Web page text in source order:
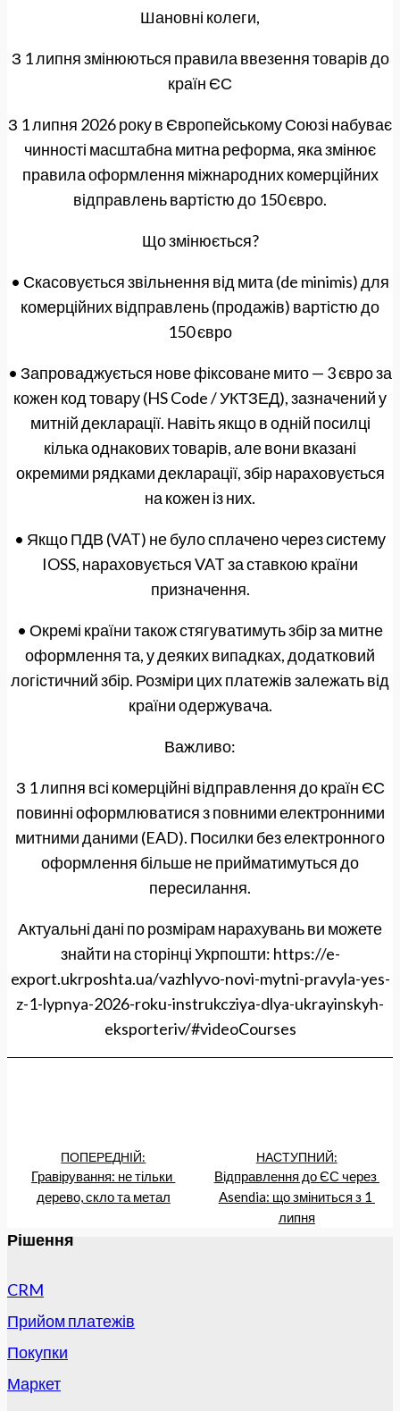
Шановні колеги,
З 1 липня змінюються правила ввезення товарів до
країн ЄС
З 1 липня 2026 року в Європейському Союзі набуває
чинності масштабна митна реформа, яка змінює
правила оформлення міжнародних комерційних
відправлень вартістю до 150 євро.
Що змінюється?
• Скасовується звільнення від мита (de minimis) для
комерційних відправлень (продажів) вартістю до
150 євро
• Запроваджується нове фіксоване мито — 3 євро за
кожен код товару (HS Code / УКТЗЕД), зазначений у
митній декларації. Навіть якщо в одній посилці
кілька однакових товарів, але вони вказані
окремими рядками декларації, збір нараховується
на кожен із них.
• Якщо ПДВ (VAT) не було сплачено через систему
IOSS, нараховується VAT за ставкою країни
призначення.
• Окремі країни також стягуватимуть збір за митне
оформлення та, у деяких випадках, додатковий
логістичний збір. Розміри цих платежів залежать від
країни одержувача.
Важливо:
З 1 липня всі комерційні відправлення до країн ЄС
повинні оформлюватися з повними електронними
митними даними (EAD). Посилки без електронного
оформлення більше не прийматимуться до
пересилання.
Актуальні дані по розмірам нарахувань ви можете
знайти на сторінці Укрпошти: https://e-
export.ukrposhta.ua/vazhlyvo-novi-mytni-pravyla-yes-
z-1-lypnya-2026-roku-instrukcziya-dlya-ukrayinskyh-
eksporteriv/#videoCourses
ПОПЕРЕДНІЙ:
Гравірування: не тільки
дерево, скло та метал
НАСТУПНИЙ:
Відправлення до ЄС через
Asendia: що зміниться з 1
липня
Рішення
CRM
Прийом платежів
Покупки
Маркет